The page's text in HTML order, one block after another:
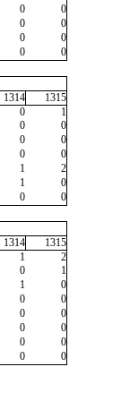
0
0
0
0
0
0
0
0
1314
1315
0
1
0
0
0
0
0
0
1
2
1
0
0
0
1314
1315
1
2
0
1
1
0
0
0
0
0
0
0
0
0
0 0